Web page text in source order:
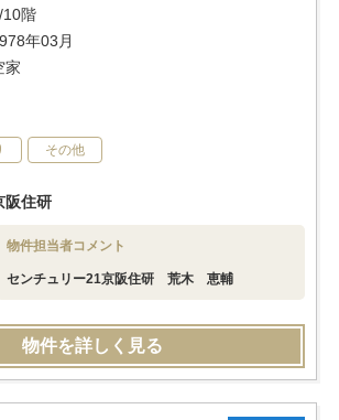
10階
年03月
家
その他
阪住研
物件担当者コメント
センチュリー21京阪住研 荒木 恵輔
物件を詳しく見る